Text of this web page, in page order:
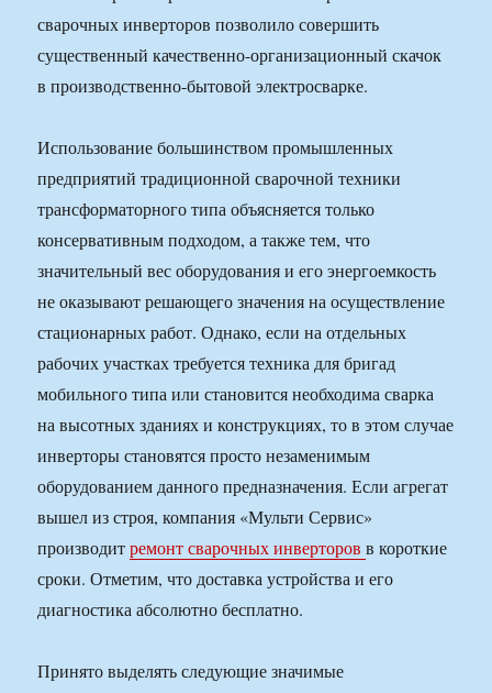
сварочных инверторов позволило совершить
существенный качественно-организационный скачок
в производственно-бытовой электросварке.
Использование большинством промышленных
предприятий традиционной сварочной техники
трансформаторного типа объясняется только
консервативным подходом, а также тем, что
значительный вес оборудования и его энергоемкость
не оказывают решающего значения на осуществление
стационарных работ. Однако, если на отдельных
рабочих участках требуется техника для бригад
мобильного типа или становится необходима сварка
на высотных зданиях и конструкциях, то в этом случае
инверторы становятся просто незаменимым
оборудованием данного предназначения. Если агрегат
вышел из строя, компания «Мульти Сервис»
производитремонт сварочных инверторовв короткие
сроки. Отметим, что доставка устройства и его
диагностика абсолютно бесплатно.
Принято выделять следующие значимые